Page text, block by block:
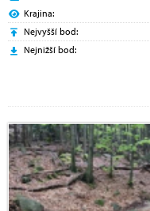
Krajina:
Nejvyšší bod:
Nejnižší bod: